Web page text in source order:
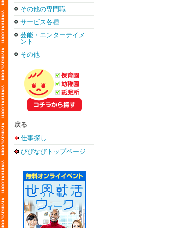
その他の専門職
サービス各種
芸能・エンターテイメ
ント
その他
戻る
仕事探し
びびなびトップページ